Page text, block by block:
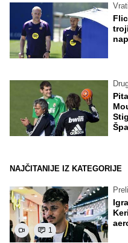
NAJČITANIJE IZ KATEGORIJE
1